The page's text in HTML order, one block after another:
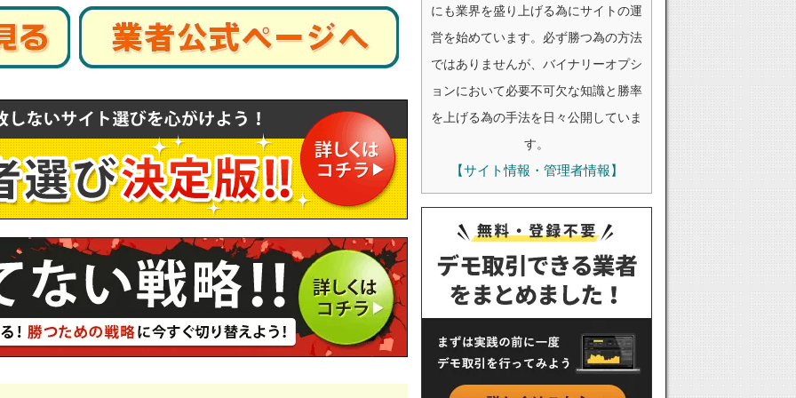
にも業界を盛り上げる為にサイトの運
営を始めています。必ず勝つ為の方法
ではありませんが、バイナリーオプシ
ョンにおいて必要不可欠な知識と勝率
を上げる為の手法を日々公開していま
す。
【サイト情報・管理者情報】